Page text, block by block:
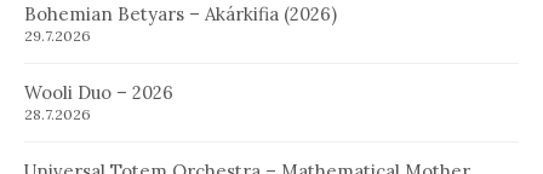
Bohemian Betyars – Akárkifia (2026)
29.7.2026
Wooli Duo – 2026
28.7.2026